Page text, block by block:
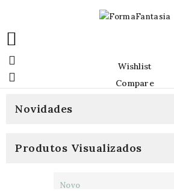

 Wishlist
 Compare
Novidades
Produtos Visualizados
Novo